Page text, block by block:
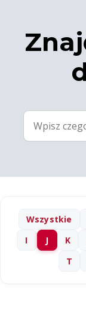
Wszystkie
I
J K
T